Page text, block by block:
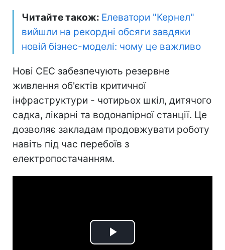
Читайте також: Елеватори "Кернел"
вийшли на рекордні обсяги завдяки
новій бізнес-моделі: чому це важливо
Нові СЕС забезпечують резервне
живлення об'єктів критичної
інфраструктури - чотирьох шкіл, дитячого
садка, лікарні та водонапірної станції. Це
дозволяє закладам продовжувати роботу
навіть під час перебоїв з
електропостачанням.
Play